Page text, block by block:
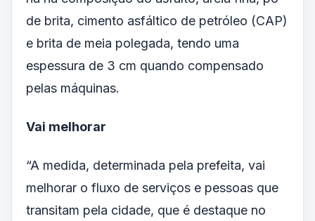
de brita, cimento asfáltico de petróleo (CAP)
e brita de meia polegada, tendo uma
espessura de 3 cm quando compensado
pelas máquinas.
Vai melhorar
“A medida, determinada pela prefeita, vai
melhorar o fluxo de serviços e pessoas que
transitam pela cidade, que é destaque no